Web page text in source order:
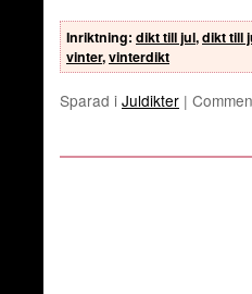
Inriktning: dikt till jul,dikt till
vinter,vinterdikt
Sparad i Juldikter |